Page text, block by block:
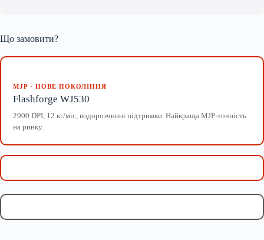
Що замовити?
MJP · НОВЕ ПОКОЛІННЯ
Flashforge WJ530
2900 DPI, 12 кг/міс, водорозчинні підтримки. Найкраща MJP-точність
на ринку.